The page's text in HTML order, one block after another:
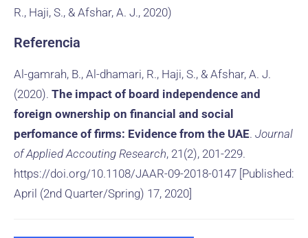
R., Haji, S., & Afshar, A. J., 2020)
Referencia
Al-gamrah, B., Al-dhamari, R., Haji, S., & Afshar, A. J.
(2020). The impact of board independence and
foreign ownership on financial and social
perfomance of firms: Evidence from the UAE. Journal
of Applied Accouting Research, 21(2), 201-229.
https://doi.org/10.1108/JAAR-09-2018-0147 [Published:
April (2nd Quarter/Spring) 17, 2020]